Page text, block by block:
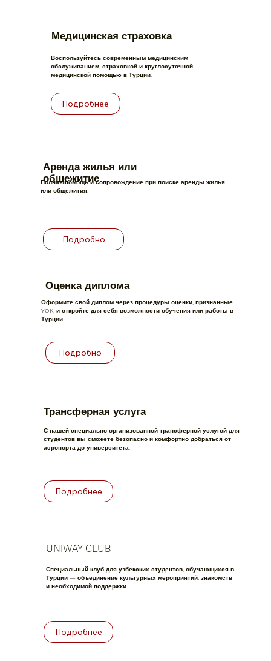
Медицинская страховка
Воспользуйтесь современным медицинским
обслуживанием, страховкой и круглосуточной
медицинской помощью в Турции.
Подробнее
Оценка диплома
Оформите свой диплом через процедуры оценки, признанные
YÖK, и откройте для себя возможности обучения или работы в
Турции.
Подробно
Аренда жилья или
общежитие
Полная помощь и сопровождение при поиске аренды жилья
или общежития.
Подробно
UNIWAY CLUB
Специальный клуб для узбекских студентов, обучающихся в
Турции — объединение культурных мероприятий, знакомств
и необходимой поддержки.
Подробнее
Трансферная услуга
С нашей специально организованной трансферной услугой для
студентов вы сможете безопасно и комфортно добраться от
аэропорта до университета.
Подробнее